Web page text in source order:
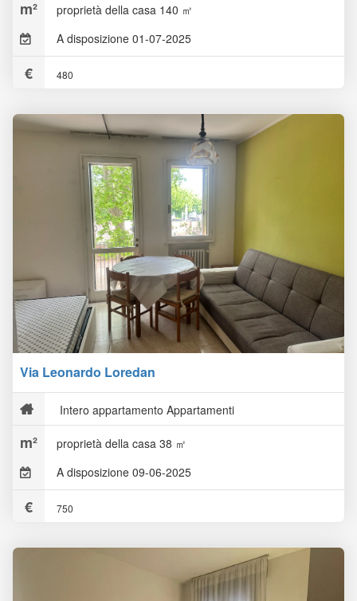
proprietà della casa 140 ㎡
A disposizione 01-07-2025
480
Via Leonardo Loredan
Intero appartamento Appartamenti
proprietà della casa 38 ㎡
A disposizione 09-06-2025
750